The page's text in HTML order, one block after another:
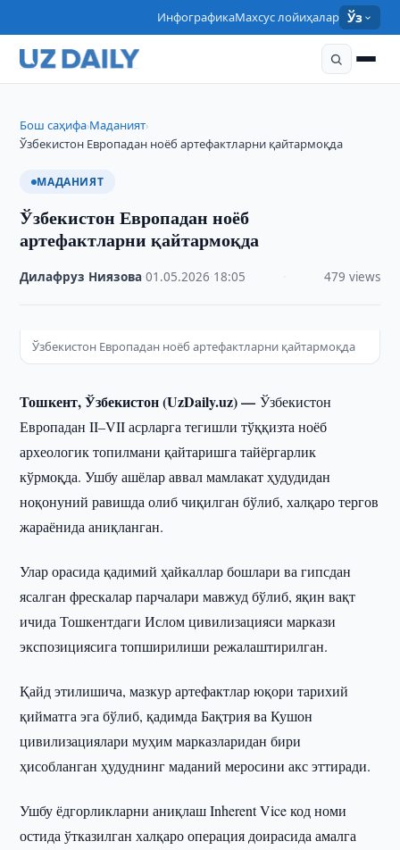
ИнфографикаМахсус лойиҳалар Ўз
Бош саҳифа›Маданият›
Ўзбекистон Европадан ноёб артефактларни қайтармоқда
МАДАНИЯТ
Ўзбекистон Европадан ноёб
артефактларни қайтармоқда
Дилафруз Ниязова ·01.05.2026 18:05 479 views
Ўзбекистон Европадан ноёб артефактларни қайтармоқда
Тошкент, Ўзбекистон (UzDaily.uz) —Ўзбекистон
Европадан II–VII асрларга тегишли тўққизта ноёб
археологик топилмани қайтаришга тайёргарлик
кўрмоқда. Ушбу ашёлар аввал мамлакат ҳудудидан
ноқонуний равишда олиб чиқилган бўлиб, халқаро тергов
жараёнида аниқланган.
Улар орасида қадимий ҳайкаллар бошлари ва гипсдан
ясалган фрескалар парчалари мавжуд бўлиб, яқин вақт
ичида Тошкентдаги Ислом цивилизацияси маркази
экспозициясига топширилиши режалаштирилган.
Қайд этилишича, мазкур артефактлар юқори тарихий
қийматга эга бўлиб, қадимда Бақтрия ва Кушон
цивилизациялари муҳим марказларидан бири
ҳисобланган ҳудуднинг маданий меросини акс эттиради.
Ушбу ёдгорликларни аниқлаш Inherent Vice код номи
остида ўтказилган халқаро операция доирасида амалга